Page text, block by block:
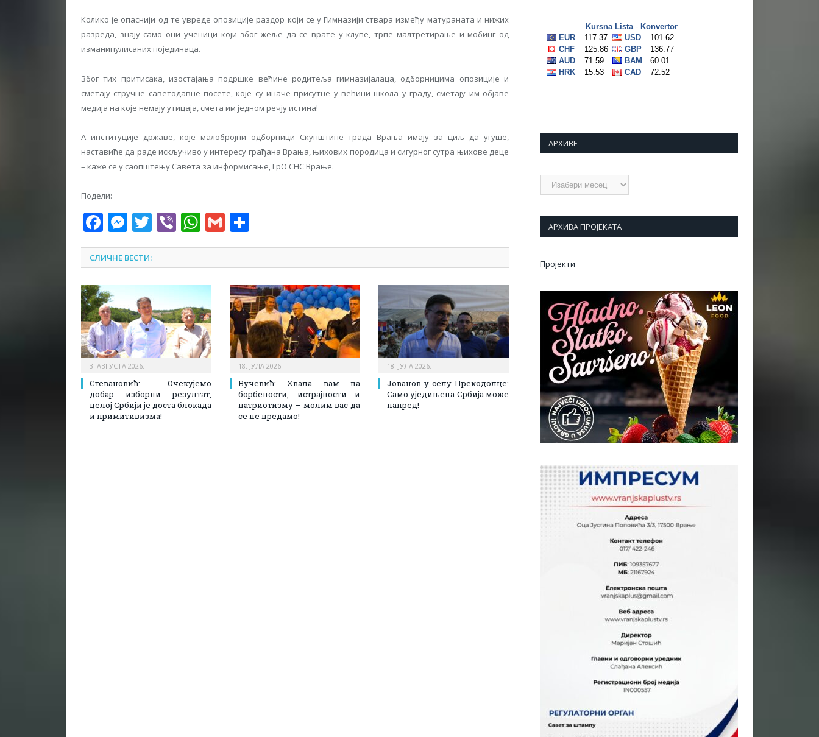
Колико је опаснији од те увреде опозиције раздор који се у Гимназији ствара између матураната и нижих
разреда, знају само они ученици који због жеље да се врате у клупе, трпе малтретирање и мобинг од
изманипулисаних појединаца.
Због тих притисака, изостајања подршке већине родитеља гимназијалаца, одборницима опозиције и
сметају стручне саветодавне посете, које су иначе присутне у већини школа у граду, сметају им објаве
медија на које немају утицаја, смета им једном речју истина!
А институције државе, које малобројни одборници Скупштине града Врања имају за циљ да угуше,
наставиће да раде искључиво у интересу грађана Врања, њихових породица и сигурног сутра њихове деце
– каже се у саопштењу Савета за информисање, ГрО СНС Врање.
Подели:
Facebook
Messenger
Twitter
ViberWhatsApp
Gmail
СЛИЧНЕ ВЕСТИ:
3. АВГУСТА 2026.
Стевановић: Очекујемо
добар изборни резултат,
целој Србији је доста блокада
и примитивизма!
18. ЈУЛА 2026.
Вучевић: Хвала вам на
борбености, истрајности и
патриотизму – молим вас да
се не предамо!
18. ЈУЛА 2026.
Јованов у селу Прекодолце:
Само уједињена Србија може
напред!
АРХИВЕ
Архиве
АРХИВА ПРОЈЕКАТА
Пројекти